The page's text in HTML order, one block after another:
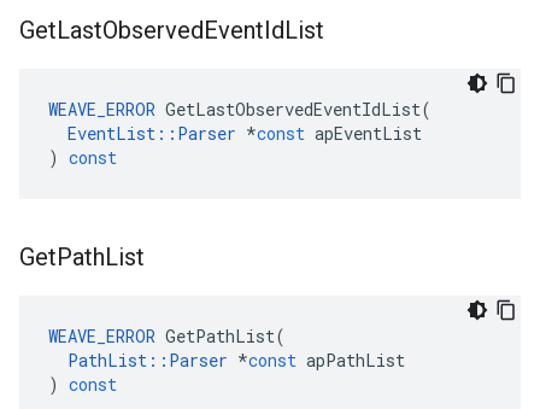
GetLastObservedEventIdList
WEAVE_ERROR GetLastObservedEventIdList(
EventList :: Parser *const apEventList
) const
GetPathList
WEAVE_ERROR GetPathList(
PathList :: Parser *const apPathList
) const